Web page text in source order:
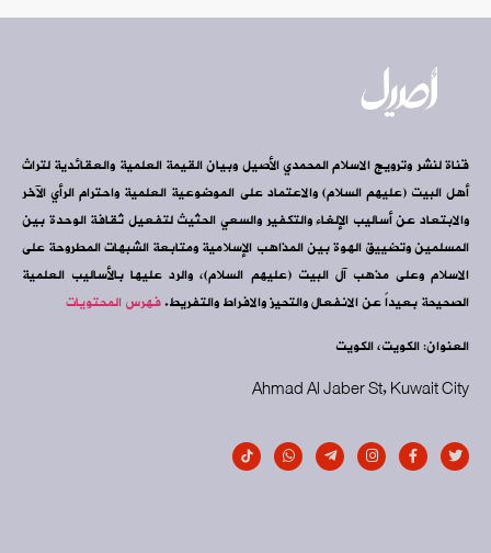
قناة لنشر وترويج الاسلام المحمدي الأصيل وبيان القيمة العلمية والعقائدية لتراث
أهل البيت (عليهم السلام) والاعتماد على الموضوعية العلمية واحترام الرأي الآخر
والابتعاد عن أساليب الإلغاء والتكفير والسعي الحثيث لتفعيل ثقافة الوحدة بين
المسلمين وتضييق الهوة بين المذاهب الإسلامية ومتابعة الشبهات المطروحة على
الاسلام وعلى مذهب آل البيت (عليهم السلام)، والرد عليها بالأساليب العلمية
الصحيحة بعيداً عن الانفعال والتحيز والافراط والتفريط.فهرس المحتويات
العنوان: الكويت، الكويت
Ahmad Al Jaber St, Kuwait City